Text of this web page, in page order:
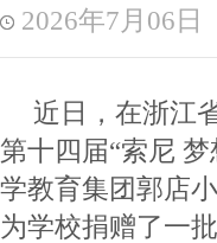
2026年7月06日
近日，在浙江
第十四届“索尼
学教育集团郭店
为学校捐赠了一